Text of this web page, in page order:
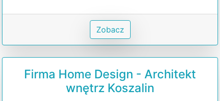
Zobacz
Firma Home Design - Architekt
wnętrz Koszalin